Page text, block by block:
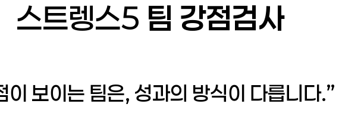
스트렝스5 팀 강점검사
이 보이는 팀은, 성과의 방식이 다릅니다.”